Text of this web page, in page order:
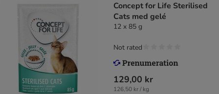
Concept for Life Sterilised
Cats med gelé
12 x 85 g
129,00 kr
126,50 kr / kg
Not rated